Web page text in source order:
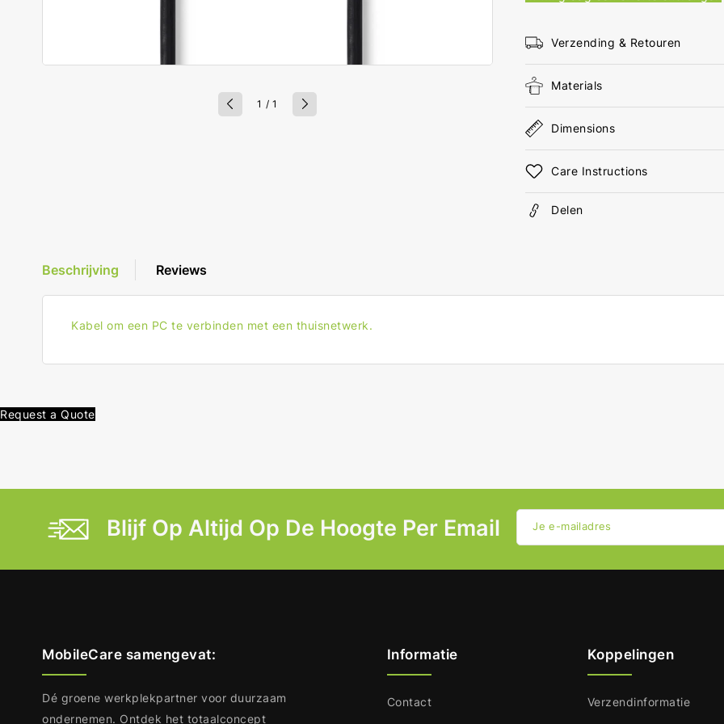
1 /van
1
2.00
Zwart
Verzending & Retouren
Materials
Dimensions
Care Instructions
Delen
Beschrijving Reviews
Kabel om een PC te verbinden met een thuisnetwerk.
Request a Quote
Blijf Op Altijd Op De Hoogte Per Email Je e-mailadres
MobileCare samengevat:
Dé groene werkplekpartner voor duurzaam
ondernemen. Ontdek het totaalconcept
Informatie
Contact
Koppelingen
Verzendinformatie